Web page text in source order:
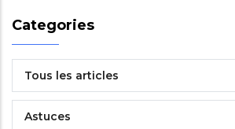
Categories
Tous les articles
Astuces